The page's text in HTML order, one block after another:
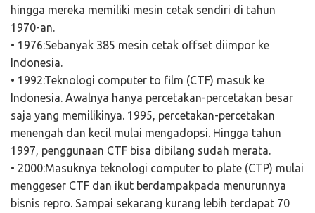
hingga mereka memiliki mesin cetak sendiri di tahun
1970-an.
• 1976:Sebanyak 385 mesin cetak offset diimpor ke
Indonesia.
• 1992:Teknologi computer to film (CTF) masuk ke
Indonesia. Awalnya hanya percetakan-percetakan besar
saja yang memilikinya. 1995, percetakan-percetakan
menengah dan kecil mulai mengadopsi. Hingga tahun
1997, penggunaan CTF bisa dibilang sudah merata.
• 2000:Masuknya teknologi computer to plate (CTP) mulai
menggeser CTF dan ikut berdampakpada menurunnya
bisnis repro. Sampai sekarang kurang lebih terdapat 70